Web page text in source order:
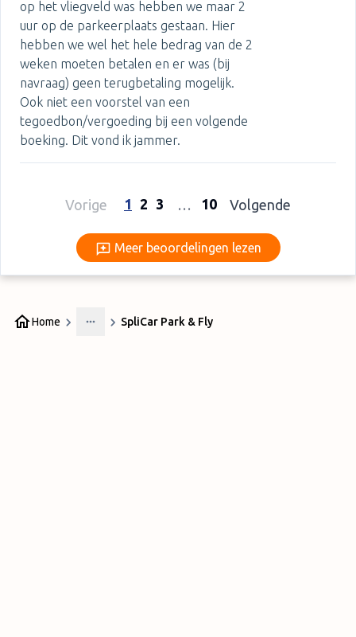
op het vliegveld was hebben we maar 2
uur op de parkeerplaats gestaan. Hier
hebben we wel het hele bedrag van de 2
weken moeten betalen en er was (bij
navraag) geen terugbetaling mogelijk.
Ook niet een voorstel van een
tegoedbon/vergoeding bij een volgende
boeking. Dit vond ik jammer.
Vorige 1 2 3 … 10 Volgende
Meer beoordelingen lezen
Meer beoordelingen lezen
Home
More
SpliCar Park & Fly